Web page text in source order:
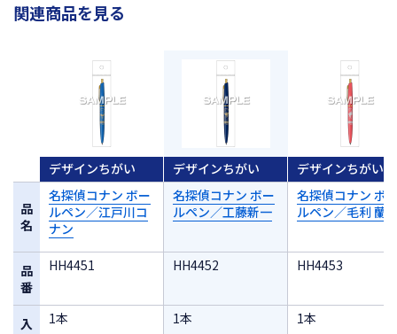
関連商品を見る
品
名
品
番
入
デザインちがい
名探偵コナン ボー
ルペン／江戸川コ
ナン
HH4451
1本
デザインちがい
名探偵コナン ボー
ルペン／工藤新一
HH4452
1本
デザインちがい
名探偵コナン ボ
ルペン／毛利 蘭
HH4453
1本